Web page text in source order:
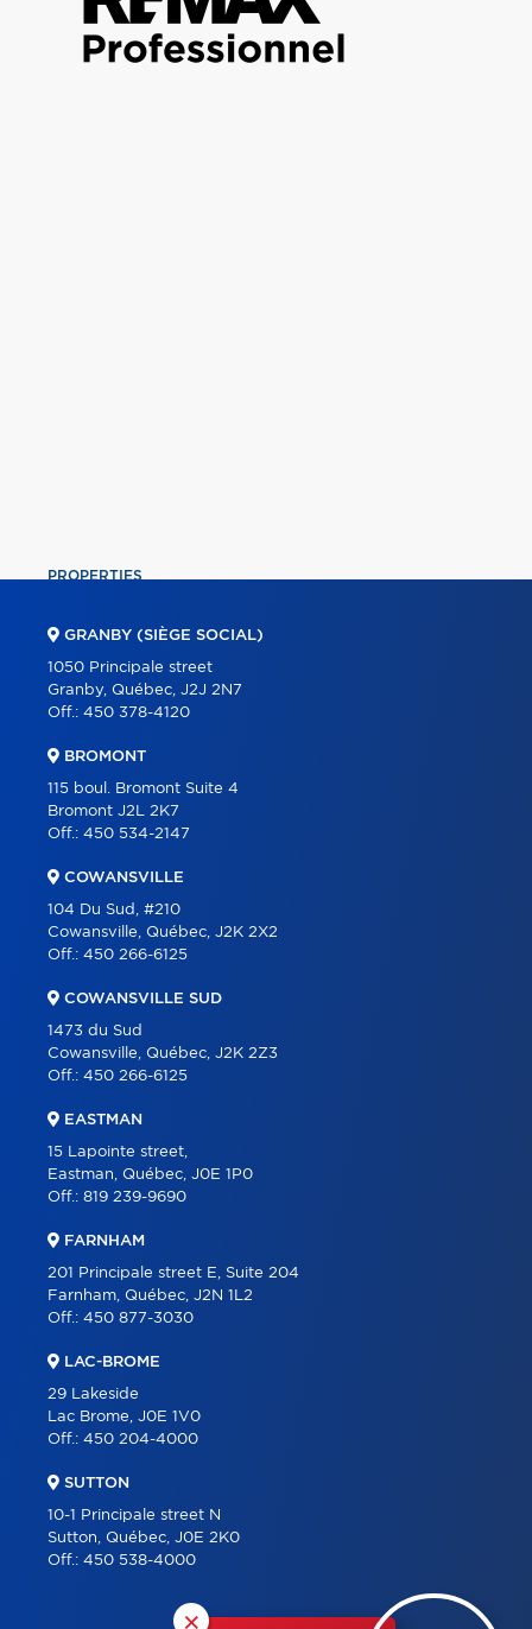
×
PROPERTIES
ABOUT
PARTNERS
CONTACT
GRANBY (SIÈGE SOCIAL)
1050 Principale street
Granby, Québec, J2J 2N7
Off.: 450 378-4120
BROMONT
115 boul. Bromont Suite 4
Bromont J2L 2K7
Off.: 450 534-2147
COWANSVILLE
104 Du Sud, #210
Cowansville, Québec, J2K 2X2
Off.: 450 266-6125
COWANSVILLE SUD
1473 du Sud
Cowansville, Québec, J2K 2Z3
Off.: 450 266-6125
EASTMAN
15 Lapointe street,
Eastman, Québec, J0E 1P0
Off.: 819 239-9690
FARNHAM
201 Principale street E, Suite 204
Farnham, Québec, J2N 1L2
Off.: 450 877-3030
LAC-BROME
29 Lakeside
Lac Brome, J0E 1V0
Off.: 450 204-4000
SUTTON
10-1 Principale street N
Sutton, Québec, J0E 2K0
Off.: 450 538-4000